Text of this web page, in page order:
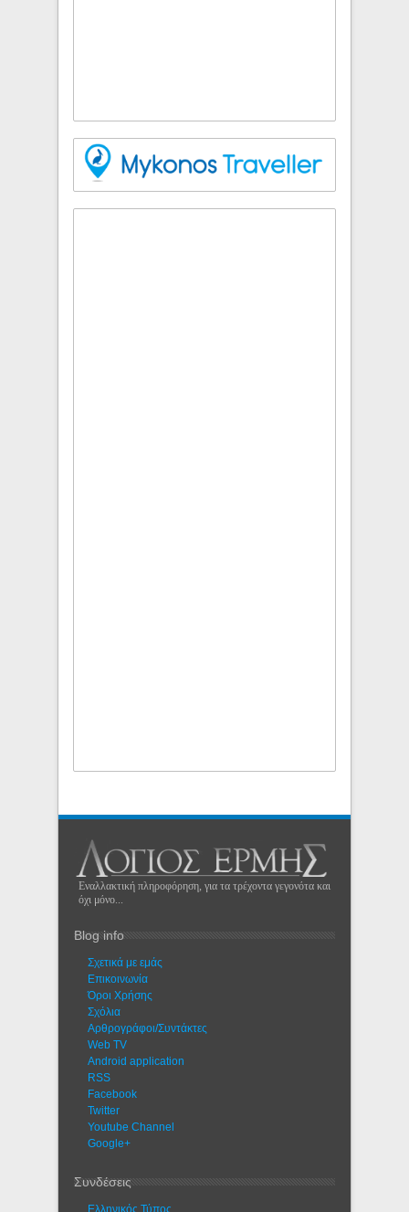
Εναλλακτική πληροφόρηση, για τα τρέχοντα γεγονότα και
όχι μόνο...
Blog info
Σχετικά με εμάς
Eπικοινωνία
Όροι Χρήσης
Σχόλια
Αρθρογράφοι/Συντάκτες
Web TV
Android application
RSS
Facebook
Twitter
Youtube Channel
Google+
Συνδέσεις